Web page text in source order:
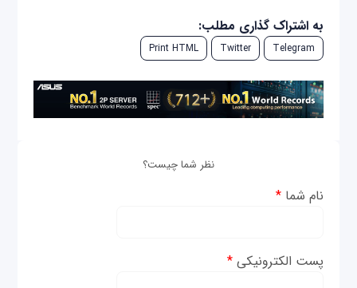
به اشتراک گذاری مطلب:
Telegram
Twitter
Print HTML
نظر شما چیست؟
نام شما*
پست الکترونیکی*